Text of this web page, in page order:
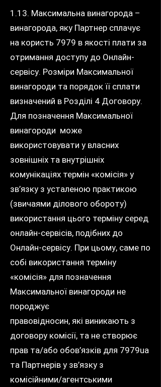
1.13. Максимальна винагорода –
винагорода, яку Партнер сплачує
на користь 7979 в якості плати за
отримання доступу до Онлайн-
сервісу. Розміри Максимальної
винагороди та порядок її сплати
визначений в Розділі 4 Договору.
Для позначення Максимальної
винагороди може
використовувати у власних
зовнішніх та внутрішніх
комунікаціях термін «комісія» у
зв’язку з усталеною практикою
(звичаями ділового обороту)
використання цього терміну серед
онлайн-сервісів, подібних до
Онлайн-сервісу. При цьому, саме по
собі використання терміну
«комісія» для позначення
Максимальної винагороди не
породжує
правовідносин, які виникають з
договору комісії, та не створює
прав та/або обов’язків для 7979ua
та Партнерів у зв’язку з
комісійними/агентськими